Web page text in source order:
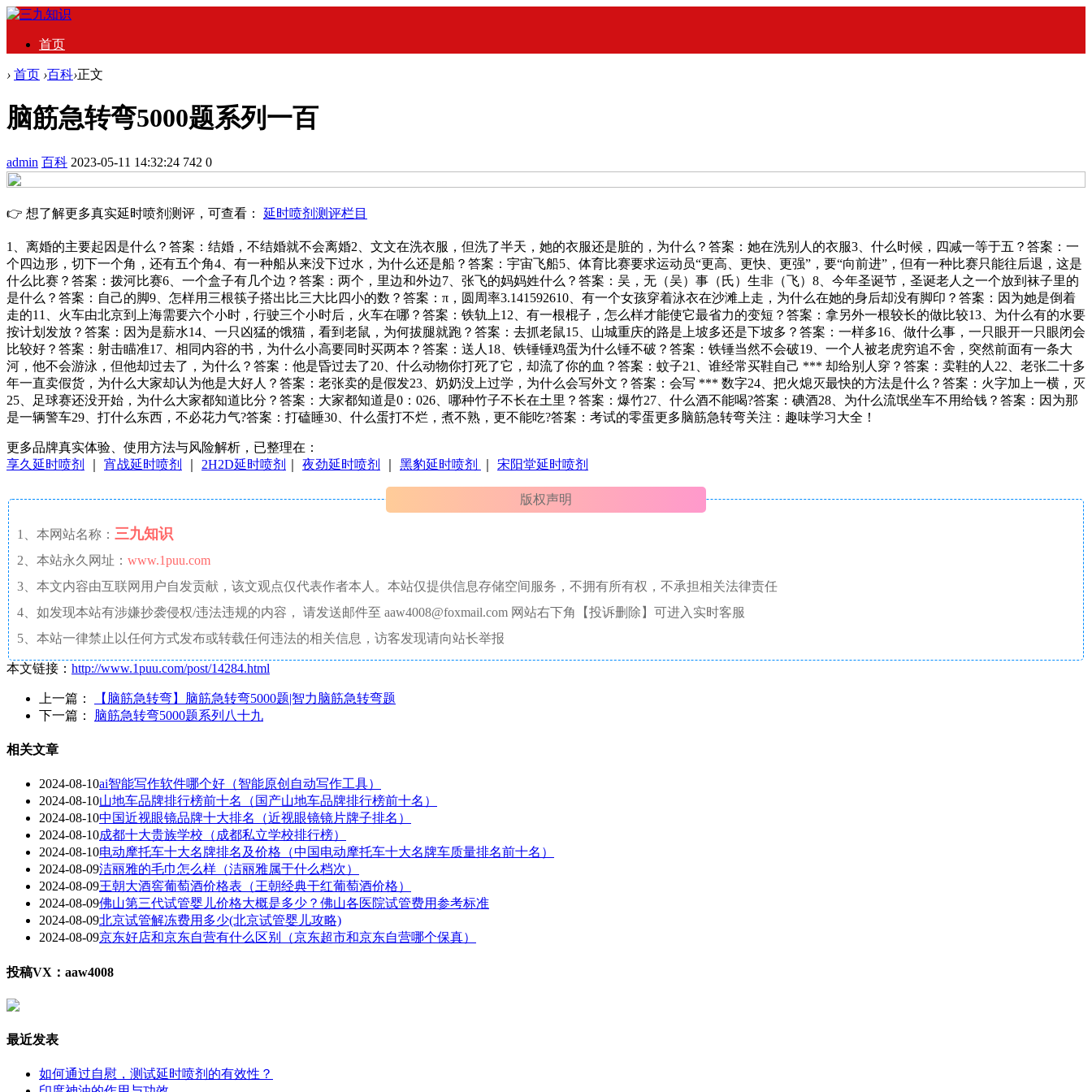
首页
› 首页 ›百科›正文
脑筋急转弯5000题系列一百
admin 百科 2023-05-11 14:32:24 742 0
👉 想了解更多真实延时喷剂测评，可查看： 延时喷剂测评栏目
1、离婚的主要起因是什么？答案：结婚，不结婚就不会离婚2、文文在洗衣服，但洗了半天，她的衣服还是脏的，为什么？答案：她在洗别人的衣服3、什么时候，四减一等于五？答案：一
个四边形，切下一个角，还有五个角4、有一种船从来没下过水，为什么还是船？答案：宇宙飞船5、体育比赛要求运动员“更高、更快、更强”，要“向前进”，但有一种比赛只能往后退，这是
什么比赛？答案：拨河比赛6、一个盒子有几个边？答案：两个，里边和外边7、张飞的妈妈姓什么？答案：吴，无（吴）事（氏）生非（飞）8、今年圣诞节，圣诞老人之一个放到袜子里的
是什么？答案：自己的脚9、怎样用三根筷子搭出比三大比四小的数？答案：π，圆周率3.141592610、有一个女孩穿着泳衣在沙滩上走，为什么在她的身后却没有脚印？答案：因为她是倒着
走的11、火车由北京到上海需要六个小时，行驶三个小时后，火车在哪？答案：铁轨上12、有一根棍子，怎么样才能使它最省力的变短？答案：拿另外一根较长的做比较13、为什么有的水要
按计划发放？答案：因为是薪水14、一只凶猛的饿猫，看到老鼠，为何拔腿就跑？答案：去抓老鼠15、山城重庆的路是上坡多还是下坡多？答案：一样多16、做什么事，一只眼开一只眼闭会
比较好？答案：射击瞄准17、相同内容的书，为什么小高要同时买两本？答案：送人18、铁锤锤鸡蛋为什么锤不破？答案：铁锤当然不会破19、一个人被老虎穷追不舍，突然前面有一条大
河，他不会游泳，但他却过去了，为什么？答案：他是昏过去了20、什么动物你打死了它，却流了你的血？答案：蚊子21、谁经常买鞋自己 *** 却给别人穿？答案：卖鞋的人22、老张二十多
年一直卖假货，为什么大家却认为他是大好人？答案：老张卖的是假发23、奶奶没上过学，为什么会写外文？答案：会写 *** 数字24、把火熄灭最快的方法是什么？答案：火字加上一横，灭
25、足球赛还没开始，为什么大家都知道比分？答案：大家都知道是0：026、哪种竹子不长在土里？答案：爆竹27、什么酒不能喝?答案：碘酒28、为什么流氓坐车不用给钱？答案：因为那
是一辆警车29、打什么东西，不必花力气?答案：打磕睡30、什么蛋打不烂，煮不熟，更不能吃?答案：考试的零蛋更多脑筋急转弯关注：趣味学习大全！
更多品牌真实体验、使用方法与风险解析，已整理在：
享久延时喷剂
宵战延时喷剂 2H2D延时喷剂 夜劲延时喷剂 黑豹延时喷剂 宋阳堂延时喷剂
版权声明
1、本网站名称： 三九知识
2、本站永久网址： www.1puu.com
3、本文内容由互联网用户自发贡献，该文观点仅代表作者本人。本站仅提供信息存储空间服务，不拥有所有权，不承担相关法律责任
4、如发现本站有涉嫌抄袭侵权/违法违规的内容， 请发送邮件至 aaw4008@foxmail.com 网站右下角【投诉删除】可进入实时客服
5、本站一律禁止以任何方式发布或转载任何违法的相关信息，访客发现请向站长举报
本文链接： http://www.1puu.com/post/14284.html
上一篇：
【脑筋急转弯】脑筋急转弯5000题|智力脑筋急转弯题
下一篇： 脑筋急转弯5000题系列八十九
相关文章
2024-08-10ai智能写作软件哪个好（智能原创自动写作工具）
2024-08-10山地车品牌排行榜前十名（国产山地车品牌排行榜前十名）
2024-08-10中国近视眼镜品牌十大排名（近视眼镜镜片牌子排名）
2024-08-10成都十大贵族学校（成都私立学校排行榜）
2024-08-10电动摩托车十大名牌排名及价格（中国电动摩托车十大名牌车质量排名前十名）
2024-08-09洁丽雅的毛巾怎么样（洁丽雅属于什么档次）
2024-08-09王朝大酒窖葡萄酒价格表（王朝经典干红葡萄酒价格）
2024-08-09佛山第三代试管婴儿价格大概是多少？佛山各医院试管费用参考标准
2024-08-09北京试管解冻费用多少(北京试管婴儿攻略)
2024-08-09京东好店和京东自营有什么区别（京东超市和京东自营哪个保真）
投稿VX：aaw4008
最近发表
如何通过自慰，测试延时喷剂的有效性？